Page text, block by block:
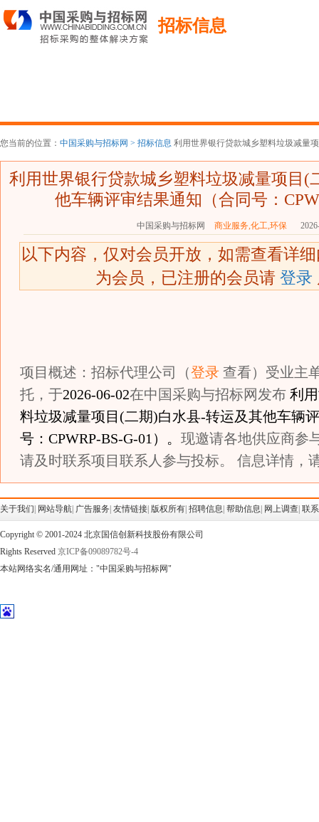
招标信息
您当前的位置： 中国采购与招标网 > 招标信息 利用世界银行贷款城乡塑料垃圾减量
利用世界银行贷款城乡塑料垃圾减量项目(
他车辆评审结果通知（合同号：
中国采购与招标网 商业服务,化工,环保
以下内容，仅对会员开放，如需查看详
为会员，已注册的会员请 登录
项目概述：招标代理公司（登录 查看）受业主
托，于2026-06-02在中国采购与招标网发布 利
料垃圾减量项目(二期)白水县-转运及其他车辆
号：CPWRP-BS-G-01）。 现邀请各地供应商参
请及时联系项目联系人参与投标。 信息详情，
关于我们 网站导航 广告服务 友情链接 版权所有 招聘信息 帮助信息 网上调查 联
Copyright © 2001-2024 北京国信创新科技股份有限公司
Rights Reserved 京ICP备09089782号-4
本站网络实名/通用网址："中国采购与招标网"